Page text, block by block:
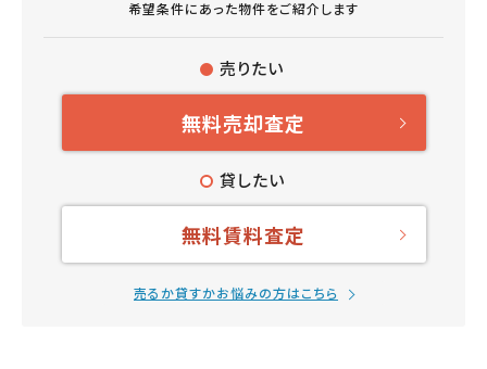
希望条件にあった物件をご紹介します
売りたい
無料売却査定
貸したい
無料賃料査定
売るか貸すかお悩みの方はこちら